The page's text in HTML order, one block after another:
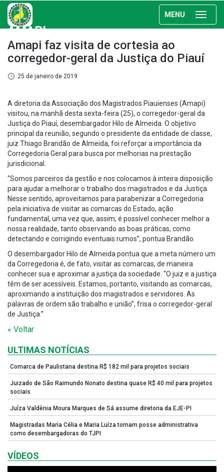
MENU
AMAPI
Amapi faz visita de cortesia ao
corregedor-geral da Justiça do Piauí
25 de janeiro de 2019
A diretoria da Associação dos Magistrados Piauienses (Amapi)
visitou, na manhã desta sexta-feira (25), o corregedor-geral da
Justiça do Piauí, desembargador Hilo de Almeida. O objetivo
principal da reunião, segundo o presidente da entidade de classe,
juiz Thiago Brandão de Almeida, foi reforçar a importância da
Corregedoria Geral para busca por melhorias na prestação
jurisdicional.
“Somos parceiros da gestão e nos colocamos à inteira disposição
para ajudar a melhorar o trabalho dos magistrados e da Justiça.
Nesse sentido, aproveitamos para parabenizar a Corregedoria
pela iniciativa de visitar as comarcas do Estado, ação
fundamental, uma vez que, assim, é possível conhecer melhor a
nossa realidade, tanto observando as boas práticas, como
detectando e corrigindo eventuais rumos”, pontua Brandão.
O desembargador Hilo de Almeida pontua que a meta número um
da Corregedoria é, de fato, visitar as comarcas, de maneira
conhecer sua e aproximar a justiça da sociedade. “O juiz e a justiça
têm de ser acessíveis. Estamos, portanto, visitando as comarcas,
aproximando a instituição dos magistrados e servidores. As
palavras de ordem são trabalho e união”, frisa o corregedor-geral
de Justiça.”
« Voltar
ULTIMAS NOTÍCIAS
Comarca de Paulistana destina R$ 182 mil para projetos sociais
Juizado de São Raimundo Nonato destina quase R$ 40 mil para projetos
sociais
Juíza Valdênia Moura Marques de Sá assume diretoria da EJE-PI
Magistradas Maria Célia e Maria Luíza tomam posse administrativa
como desembargadoras do TJPI
VÍDEOS